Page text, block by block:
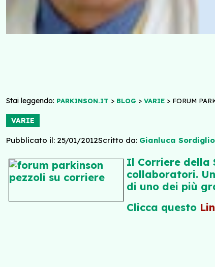
Stai leggendo: PARKINSON.IT > BLOG > VARIE > FORUM
VARIE
Pubblicato il: 25/01/2012Scritto da: Gianluca
Il Corriere della
collaboratori.
di uno dei più
Clicca questo